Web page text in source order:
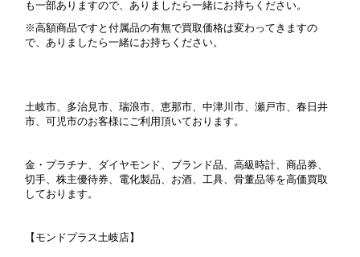
も一部ありますので、ありましたら一緒にお持ちください。
※高額商品ですと付属品の有無で買取価格は変わってきますの
で、ありましたら一緒にお持ちください。
土岐市、多治見市、瑞浪市、恵那市、中津川市、瀬戸市、春日井
市、可児市のお客様にご利用頂いております。
金・プラチナ、ダイヤモンド、ブランド品、高級時計、商品券、
切手、株主優待券、電化製品、お酒、工具、骨董品等を高価買取
しております。
【モンドプラス土岐店】